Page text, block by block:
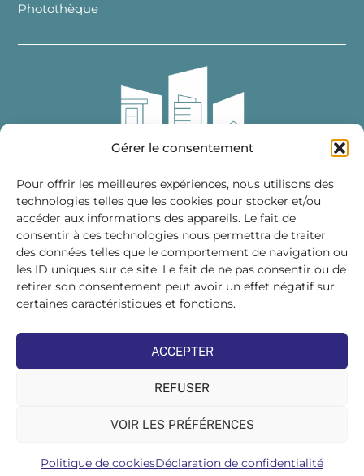
Gérer le consentement
Pour offrir les meilleures expériences, nous utilisons des
technologies telles que les cookies pour stocker et/ou
accéder aux informations des appareils. Le fait de
consentir à ces technologies nous permettra de traiter
des données telles que le comportement de navigation ou
les ID uniques sur ce site. Le fait de ne pas consentir ou de
retirer son consentement peut avoir un effet négatif sur
certaines caractéristiques et fonctions.
ACCEPTER
REFUSER
VOIR LES PRÉFÉRENCES
Politique de cookiesDéclaration de confidentialité
Photothèque
Fédération des Distributeurs
de Matériaux de Construction
215 bis, boulevard Saint-Germain
75007 PARIS
Tél : 01 45 48 28 44
Suivez-nous sur les réseaux sociaux :